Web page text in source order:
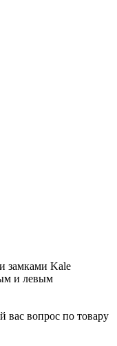
замками Kale
и левым
вопрос по товару